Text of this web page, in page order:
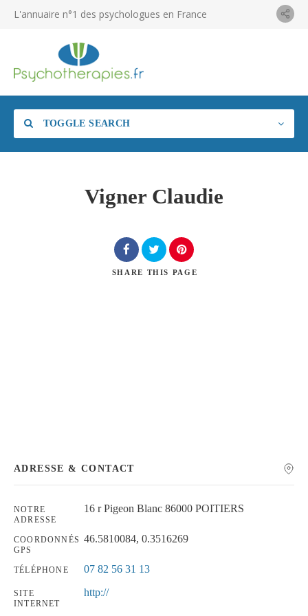
L'annuaire n°1 des psychologues en France
TOGGLE SEARCH
Vigner Claudie
SHARE THIS PAGE
ADRESSE & CONTACT
NOTRE
ADRESSE
16 r Pigeon Blanc 86000 POITIERS
COORDONNÉS
GPS
46.5810084, 0.3516269
TÉLÉPHONE 07 82 56 31 13
SITE
INTERNET
http://